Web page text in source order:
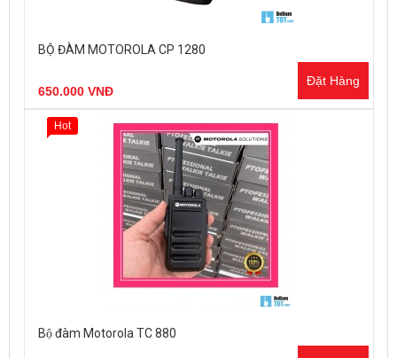
BỘ ĐÀM MOTOROLA CP 1280
650.000 VNĐ
Đặt Hàng
Bộ đàm Motorola TC 880
Hot